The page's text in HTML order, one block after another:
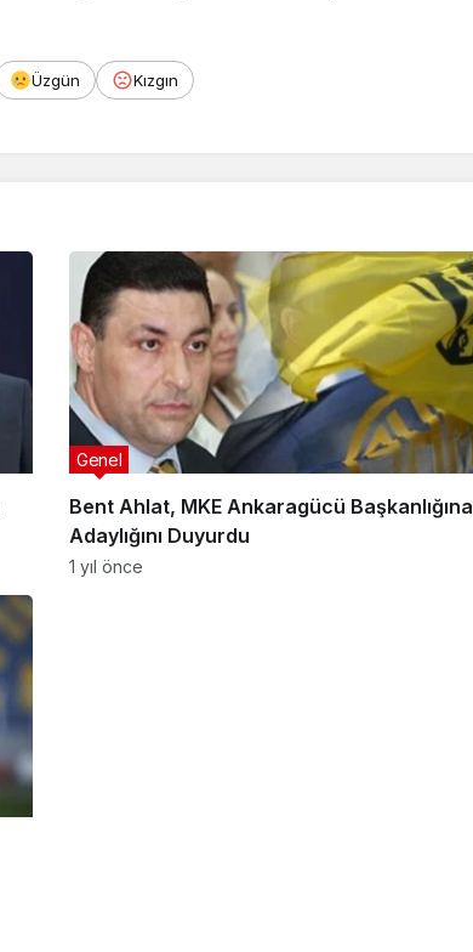
Üzgün Kızgın
Bent Ahlat, MKE Ankaragücü Başkanlığına
Adaylığını Duyurdu
Genel
1 yıl önce